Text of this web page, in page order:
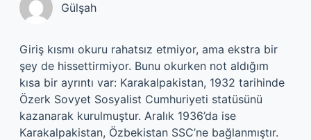
Gülşah
Giriş kısmı okuru rahatsız etmiyor, ama ekstra bir
şey de hissettirmiyor. Bunu okurken not aldığım
kısa bir ayrıntı var: Karakalpakistan, 1932 tarihinde
Özerk Sovyet Sosyalist Cumhuriyeti statüsünü
kazanarak kurulmuştur. Aralık 1936’da ise
Karakalpakistan, Özbekistan SSC’ne bağlanmıştır.